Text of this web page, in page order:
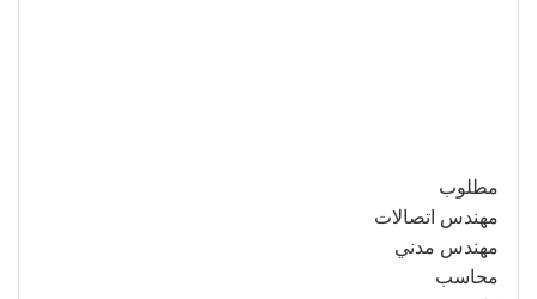
مطلوب
مهندس اتصالات
مهندس مدني
محاسب